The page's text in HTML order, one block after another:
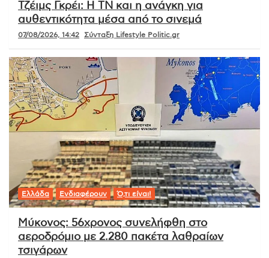
Τζέιμς Γκρέι: Η ΤΝ και η ανάγκη για
αυθεντικότητα μέσα από το σινεμά
07/08/2026, 14:42 Σύνταξη Lifestyle Politic.gr
Ελλάδα Ενδιαφέρουν Ό,τι είναι!
Μύκονος: 56χρονος συνελήφθη στο
αεροδρόμιο με 2.280 πακέτα λαθραίων
τσιγάρων